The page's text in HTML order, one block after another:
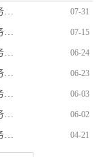
国家税务总局天津市税务局天津港保税区税务分局2026年饮... 07-31
国家税务总局天津市税务局天津港保税区税务分局关于发布20... 07-15
国家税务总局天津市税务局天津港保税区税务分局海港税务所 ... 06-24
国家税务总局天津市税务局天津港保税区税务分局关于送达政府... 06-23
国家税务总局天津市税务局天津港保税区税务分局2026年信... 06-03
国家税务总局天津市税务局天津港保税区税务分局关于发布20... 06-02
国家税务总局天津市税务局天津港保税区税务分局关于发布20... 04-21